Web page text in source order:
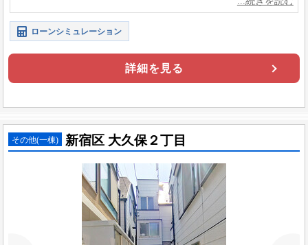
ローンシミュレーション
詳細を見る
その他(一棟) 新宿区 大久保２丁目